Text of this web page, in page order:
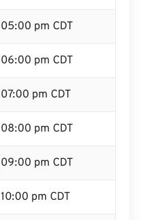
05:00 pm CDT
06:00 pm CDT
07:00 pm CDT
08:00 pm CDT
09:00 pm CDT
10:00 pm CDT